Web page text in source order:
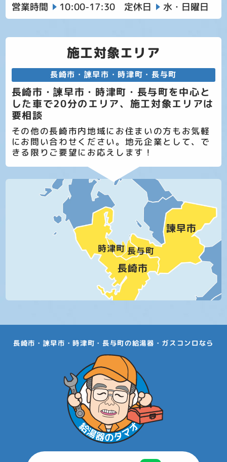
営業時間 10:00-17:30 定休日 水・日曜日
施工対象エリア
長崎市・諫早市・時津町・長与町
長崎市・諫早市・時津町・長与町を中心と
した車で20分のエリア、施工対象エリアは
要相談
その他の長崎市内地域にお住まいの方もお気軽
にお問い合わせください。地元企業として、で
きる限りご要望にお応えします！
長崎市・諫早市・時津町・長与町の給湯器・ガスコンロなら